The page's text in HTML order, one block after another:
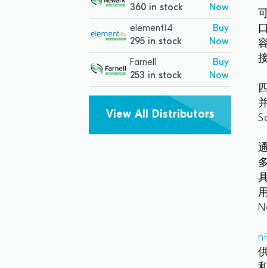
360 in stock
Now
element14
295 in stock
Buy
Now
Farnell
253 in stock
Buy
Now
View All Distributors